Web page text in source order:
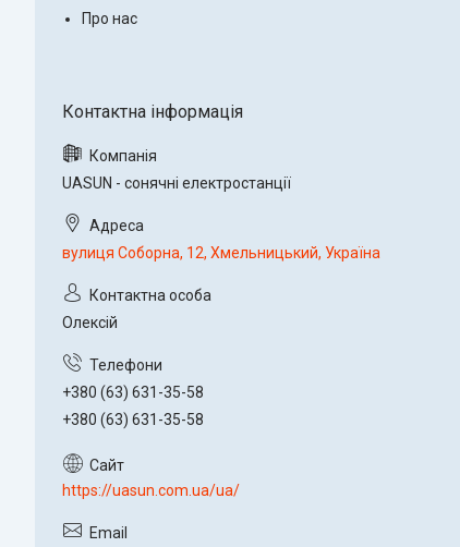
Про нас
UASUN - сонячні електростанції
вулиця Соборна, 12, Хмельницький, Україна
Олексій
+380 (63) 631-35-58
+380 (63) 631-35-58
https://uasun.com.ua/ua/